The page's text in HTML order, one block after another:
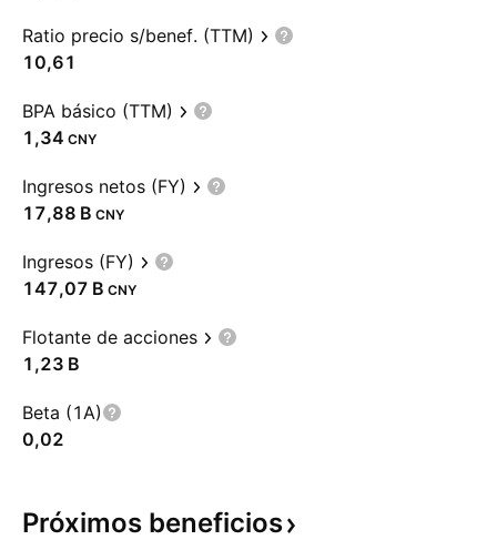
Ratio precio s/benef. (TTM)
10,61
BPA básico (TTM)
1,34 CNY
Ingresos netos (FY)
‪17,88 B‬ CNY
Ingresos (FY)
‪147,07 B‬ CNY
Flotante de acciones
‪1,23 B‬
Beta (1A)
0,02
Próximos beneficios